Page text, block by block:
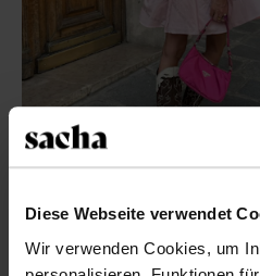
Diese Webseite verwendet
Wir verwenden Cookies, um
Loafer chic.